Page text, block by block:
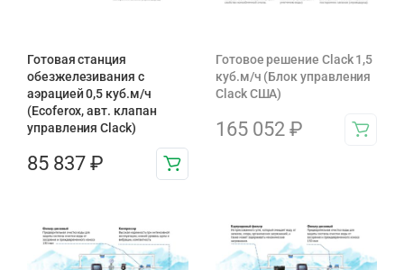
Готовая станция
обезжелезивания c
аэрацией 0,5 куб.м/ч
(Ecoferox, авт. клапан
управления Clack)
85 837 ₽
Готовое решение Clack 1,5
куб.м/ч (Блок управления
Clack США)
165 052 ₽